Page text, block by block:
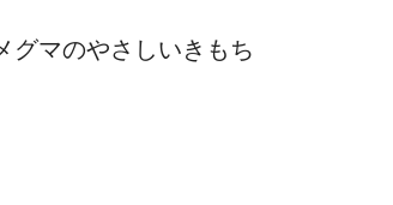
グマのやさしいきもち